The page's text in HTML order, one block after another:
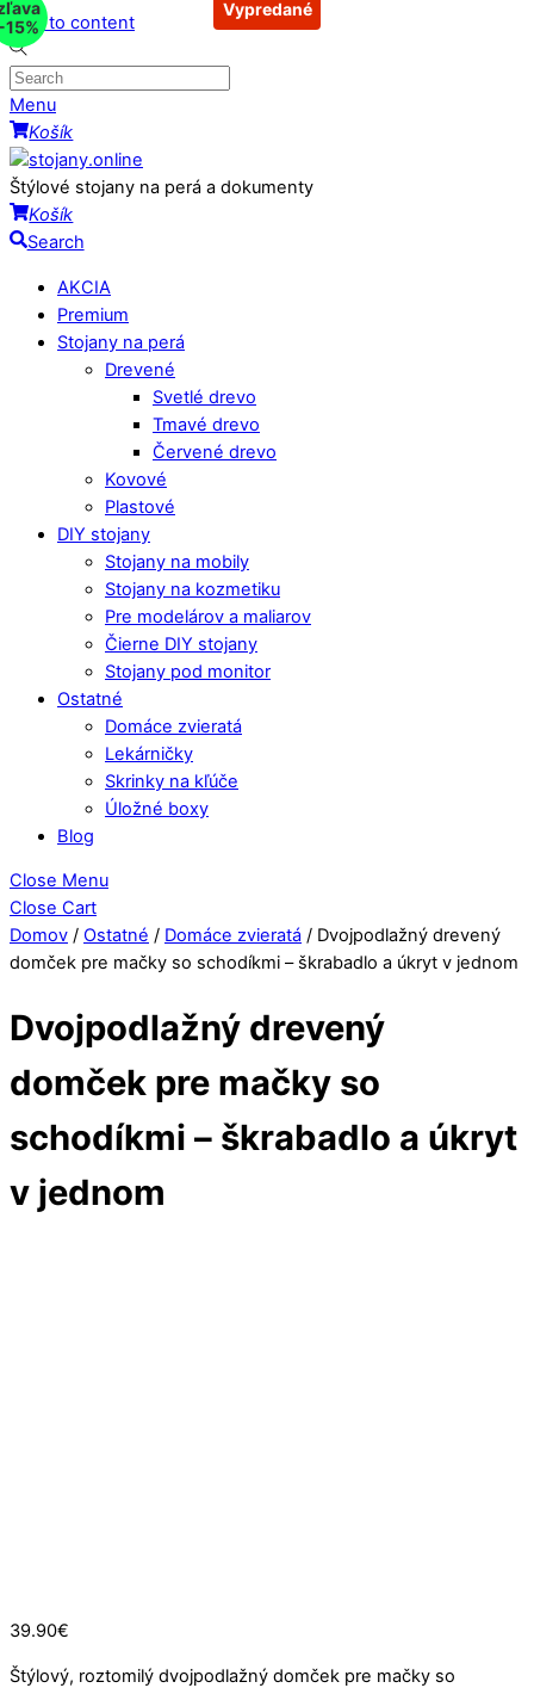
Skip to content
Menu
Košík
Štýlové stojany na perá a dokumenty
Košík
Search
AKCIA
Premium
Stojany na perá
Drevené
Svetlé drevo
Tmavé drevo
Červené drevo
Kovové
Plastové
DIY stojany
Stojany na mobily
Stojany na kozmetiku
Pre modelárov a maliarov
Čierne DIY stojany
Stojany pod monitor
Ostatné
Domáce zvieratá
Lekárničky
Skrinky na kľúče
Úložné boxy
Blog
Close Menu
Close Cart
Domov / Ostatné / Domáce zvieratá / Dvojpodlažný drevený
domček pre mačky so schodíkmi – škrabadlo a úkryt v jednom
Dvojpodlažný drevený
domček pre mačky so
schodíkmi – škrabadlo a úkryt
v jednom
39.90€
Štýlový, roztomilý dvojpodlažný domček pre mačky so
Vypredané